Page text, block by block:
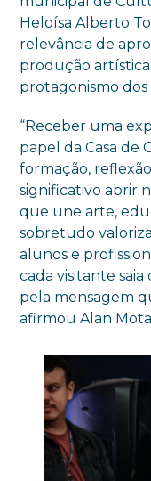
Heloísa Alberto
relevância de
produção
protagonismo
“Receber uma
papel da Casa de
formação,
significativo abrir
que une arte,
sobretudo
alunos e
cada visitante
pela mensagem
afirmou Alan